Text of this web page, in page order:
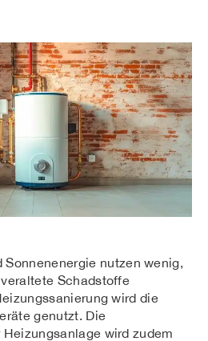
Sonnenenergie nutzen wenig,
Schadstoffe
wird die
genutzt. Die
wird zudem